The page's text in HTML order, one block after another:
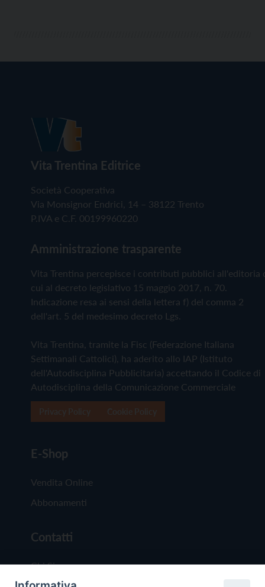
Vita Trentina Editrice
Società Cooperativa
Via Monsignor Endrici, 14 – 38122 Trento
P.IVA e C.F. 00199960220
Amministrazione trasparente
Vita Trentina percepisce i contributi pubblici all'editoria
cui al decreto legislativo 15 maggio 2017, n. 70.
Indicazione resa ai sensi della lettera f) del comma 2
dell'art. 5 del medesimo decreto Lgs.
Vita Trentina, tramite la Fisc (Federazione Italiana
Settimanali Cattolici), ha aderito allo IAP (Istituto
dell'Autodisciplina Pubblicitaria) accettando il Codice di
Autodisciplina della Comunicazione Commerciale
E-Shop
Vendita Online
Abbonamenti
Contatti
Chi Siamo